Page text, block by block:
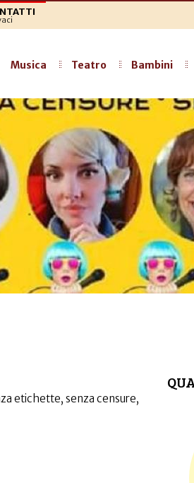
Musica Teatro Bambini
etichette, senza censure,